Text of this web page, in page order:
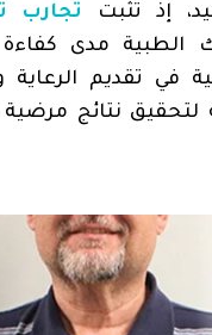
إذ تثبت
تجارب
الطبية مدى كفاءة
في تقديم
لتحقيق نتائج